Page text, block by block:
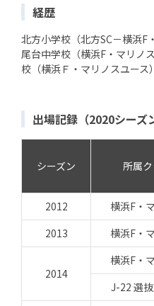
経歴
北方小学校（北方SC－横浜F
尾台中学校（横浜F・マリノ
校（横浜Ｆ・マリノスユース
出場記録（2020シーズ
シーズン 所属
2012
横浜F・
2013
横浜F・
2014
横浜F・
J-22 選抜